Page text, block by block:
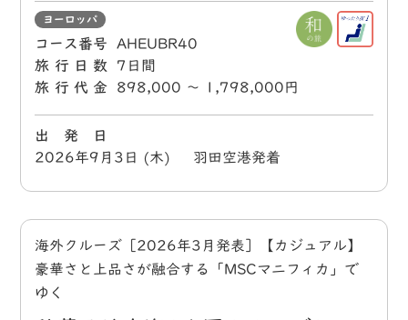
ヨーロッパ
コース番号
AHEUBR40
旅行日数
7日間
旅行代金
898,000 〜 1,798,000円
出 発 日
2026年9月3日 (木) 羽田空港発着
海外クルーズ［2026年3月発表］【カジュアル】
豪華さと上品さが融合する「MSCマニフィカ」で
ゆく